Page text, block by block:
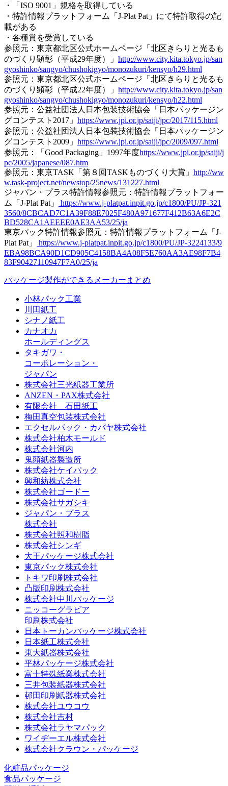
・「ISO 9001」規格を取得している
・特許情報プラットフォーム「J-Plat Pat」にて特許取得の記
載がある
・各種賞を受賞している
参照元：東京都北区公式ホームページ「北区きらりと光るも
のづくり顕彰（平成29年度）」 http://www.city.kita.tokyo.jp/san
gyoshinko/sangyo/chushokigyo/monozukuri/kensyo/h29.html
参照元：東京都北区公式ホームページ「北区きらりと光るも
のづくり顕彰（平成22年度）」 http://www.city.kita.tokyo.jp/san
gyoshinko/sangyo/chushokigyo/monozukuri/kensyo/h22.html
参照元：公益社団法人日本包装技術協会「日本パッケージン
グコンテスト2017」 https://www.jpi.or.jp/saiji/jpc/2017/115.html
参照元：公益社団法人日本包装技術協会「日本パッケージン
グコンテスト2009」 https://www.jpi.or.jp/saiji/jpc/2009/097.html
参照元：「Good Packaging」1997年度https://www.jpi.or.jp/saiji/j
pc/2005/japanese/087.htm
参照元：東京TASK「第８回TASKものづくり大賞」 http://ww
w.task-project.net/newstop/25news/131227.html
ジャパン・プラス特許情報参照元：特許情報プラットフォー
ム「J-Plat Pat」
https://www.j-platpat.inpit.go.jp/c1800/PU/JP-321
3560/8CBCAD7C1A39F88E7025F480A971677F412B63A6E2C
BD528CA1AEEEE0AE3AA53/25/ja
東京パック特許情報参照元：特許情報プラットフォーム「J-
Plat Pat」
https://www.j-platpat.inpit.go.jp/c1800/PU/JP-3224133/9
EBA98BCA90D1CD905C4158BA4A08F5E760AA3AE98F7B4
83F90427110947F7A0/25/ja
パッケージ製作ができるメーカーまとめ
小林パック工業
川田紙工
シナノ紙工
カナオカ
ホールディングス
タキガワ・
コーポレーション・
ジャパン
株式会社三光紙器工業所
ANZEN・PAX株式会社
有限会社 石田紙工
梅田真空包装株式会社
エクセルパック・カバヤ株式会社
株式会社柏木モールド
株式会社河内
鬼頭紙器製造所
株式会社ケイパック
興和紡株式会社
株式会社ゴードー
株式会社サガシキ
ジャパン・プラス
株式会社
株式会社照和樹脂
株式会社シンギ
大王パッケージ株式会社
東京パック株式会社
トキワ印刷株式会社
凸版印刷株式会社
株式会社中川パッケージ
ニッコーグラビア
印刷株式会社
日本トーカンパッケージ株式会社
日本紙工株式会社
東大紙器株式会社
平林パッケージ株式会社
富士特殊紙業株式会社
三井包装紙器株式会社
邨田印刷紙器株式会社
株式会社ユウコウ
株式会社吉村
株式会社ラヤマパック
ワイヂーエル株式会社
株式会社クラウン・パッケージ
化粧品パッケージ
食品パッケージ